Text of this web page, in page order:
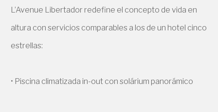
L’Avenue Libertador redefine el concepto de vida en
altura con servicios comparables a los de un hotel cinco
estrellas:
• Piscina climatizada in-out con solárium panorámico